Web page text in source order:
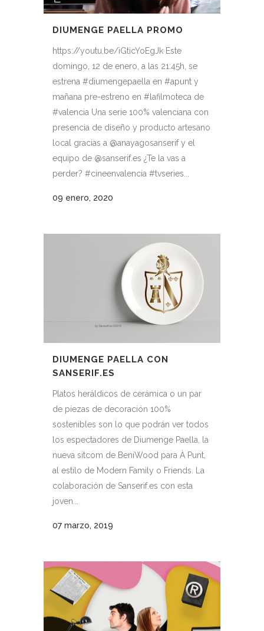
DIUMENGE PAELLA PROMO
https://youtu.be/iGticYoEgJk Este
domingo, 12 de enero, a las 21:45h, se
estrena #diumengepaella en #apunt y
mañana pre-estreno en #lafilmoteca de
#valencia Una serie 100% valenciana con
presencia de diseño y producto artesano
local gracias a @anayagosanserif y el
equipo de @sanserif.es ¿Te la vas a
perder? #cineenvalencia #tvseries...
09 enero, 2020
DIUMENGE PAELLA CON
SANSERIF.ES
Platos heráldicos de cerámica o un par
de piezas de decoración 100%
sostenibles son lo que podrán ver todos
los espectadores de Diumenge Paella, la
nueva sitcom de BeniWood para À Punt,
al estilo de Modern Family o Friends. La
colaboración de Sanserif.es con esta
joven...
07 marzo, 2019